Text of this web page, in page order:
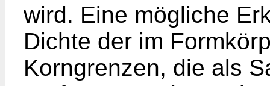
wird. Eine mögliche
Dichte der im
Korngrenzen, die als